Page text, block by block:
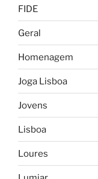
FIDE
Geral
Homenagem
Joga Lisboa
Jovens
Lisboa
Loures